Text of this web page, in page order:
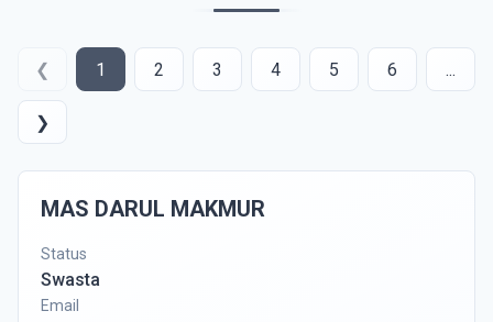
❮ 1 2 3 4 5 6 ...
❯
MAS DARUL MAKMUR
Status
Swasta
Email